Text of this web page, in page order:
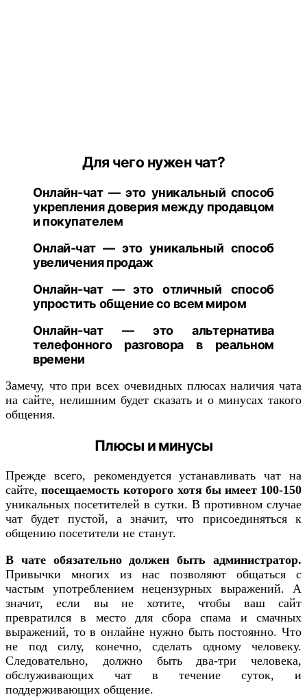
Для чего нужен чат?
Онлайн-чат — это уникальный способ
укрепления доверия между продавцом
и покупателем
Онлай-чат — это уникальный способ
увеличения продаж
Онлайн-чат — это отличный способ
упростить общение со всем миром
Онлайн-чат — это альтернатива
телефонного разговора в реальном
времени
Замечу, что при всех очевидных плюсах наличия чата
на сайте, нелишним будет сказать и о минусах такого
общения.
Плюсы и минусы
Прежде всего, рекомендуется устанавливать чат на
сайте,посещаемость которого хотя бы имеет 100-150
уникальных посетителей в сутки. В противном случае
чат будет пустой, а значит, что присоединяться к
общению посетители не станут.
В чате обязательно должен быть администратор.
Привычки многих из нас позволяют общаться с
частым употреблением нецензурных выражений. А
значит, если вы не хотите, чтобы ваш сайт
превратился в место для сбора спама и смачных
выражений, то в онлайне нужно быть постоянно. Что
не под силу, конечно, сделать одному человеку.
Следовательно, должно быть два-три человека,
обслуживающих чат в течение суток, и
поддерживающих общение.